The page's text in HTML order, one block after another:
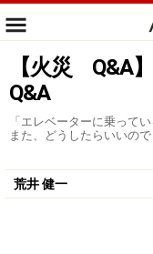
【火災 Q&A
Q&A
「エレベーターに乗って
また、どうしたらいいの
荒井 健一